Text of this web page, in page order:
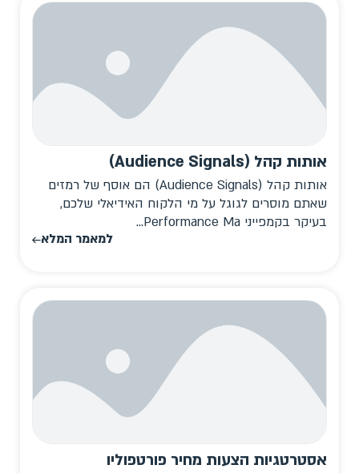
אותות קהל (Audience Signals)
אותות קהל (Audience Signals) הם אוסף של רמזים
שאתם מוסרים לגוגל על מי הלקוח האידיאלי שלכם,
בעיקר בקמפייני Performance Ma...
למאמר המלא
אסטרטגיות הצעות מחיר פורטפוליו